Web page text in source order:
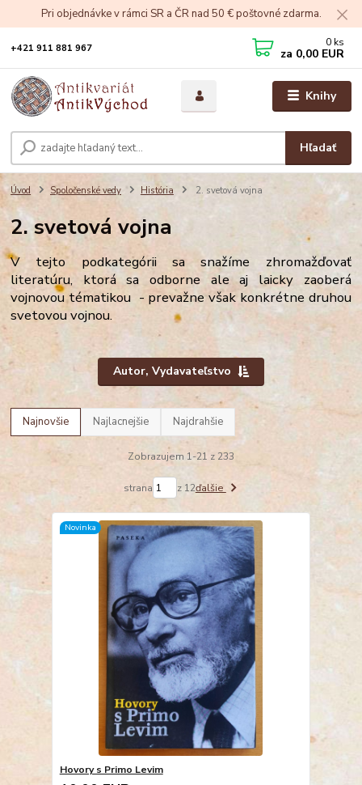
Pri objednávke v rámci SR a ČR nad 50 € poštovné zdarma.
Knihy
Hľadať
+421 911 881 967 0 ks
za 0,00 EUR
Úvod Spoločenské vedy História 2. svetová vojna
2. svetová vojna
V tejto podkategórii sa snažíme zhromažďovať
literatúru, ktorá sa odborne ale aj laicky zaoberá
vojnovou tématikou - prevažne však konkrétne druhou
svetovou vojnou.
Autor, Vydavateľstvo
Najnovšie Najlacnejšie Najdrahšie
Zobrazujem 1-21 z 233
strana z 12ďalšie
Novinka
Hovory s Primo Levim